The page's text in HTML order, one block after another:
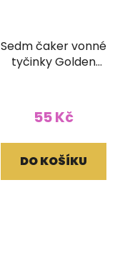
Sedm čaker vonné
tyčinky Golden
55 Kč
DO KOŠÍKU